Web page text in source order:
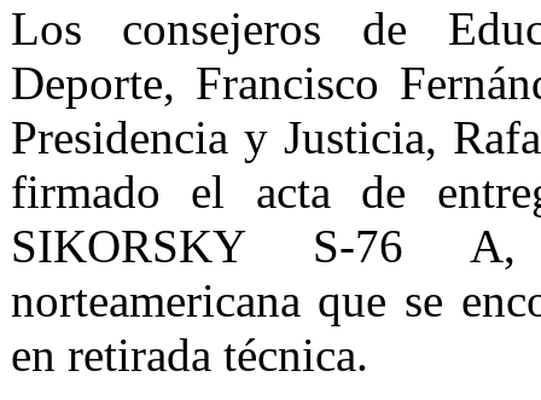
Los consejeros de
Deporte, Francisco
Presidencia y Justicia,
firmado el acta de
SIKORSKY S-76
norteamericana que se
en retirada técnica.